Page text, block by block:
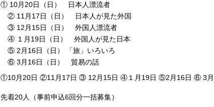
① 10月20日（日） 日本人漂流者
② 11月17日（日） 日本人が見た外国
③ 12月15日（日） 外国人漂流者
④ １月19日（日） 外国人が見た日本
⑤ 2月16日（日） 「旅」いろいろ
⑥ 3月16日（日） 貿易の話
①10月20日 ②11月17日 ③ 12月15日 ④１月19日 ⑤2月16日 ⑥ 3月
先着20人（事前申込6回分一括募集）